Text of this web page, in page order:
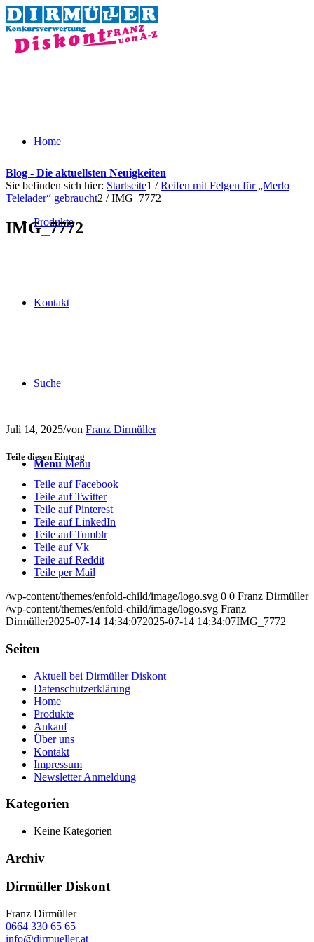
Home
Produkte
Kontakt
Suche
Menu Menu
Blog - Die aktuellsten Neuigkeiten
Sie befinden sich hier: Startseite1 / Reifen mit Felgen für „Merlo
Telelader“ gebraucht2 / IMG_7772
IMG_7772
Juli 14, 2025/von Franz Dirmüller
Teile diesen Eintrag
Teile auf Facebook
Teile auf Twitter
Teile auf Pinterest
Teile auf LinkedIn
Teile auf Tumblr
Teile auf Vk
Teile auf Reddit
Teile per Mail
/wp-content/themes/enfold-child/image/logo.svg 0 0 Franz Dirmüller
/wp-content/themes/enfold-child/image/logo.svg Franz
Dirmüller2025-07-14 14:34:072025-07-14 14:34:07IMG_7772
Seiten
Aktuell bei Dirmüller Diskont
Datenschutzerklärung
Home
Produkte
Ankauf
Über uns
Kontakt
Impressum
Newsletter Anmeldung
Kategorien
Keine Kategorien
Archiv
Dirmüller Diskont
Franz Dirmüller
0664 330 65 65
info@dirmueller.at